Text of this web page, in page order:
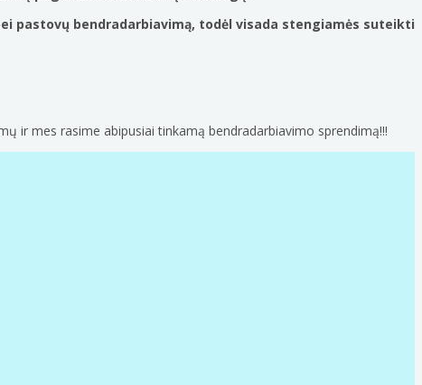
pastovų bendradarbiavimą, todėl visada stengiamės suteikti
ir mes rasime abipusiai tinkamą bendradarbiavimo sprendimą!!!